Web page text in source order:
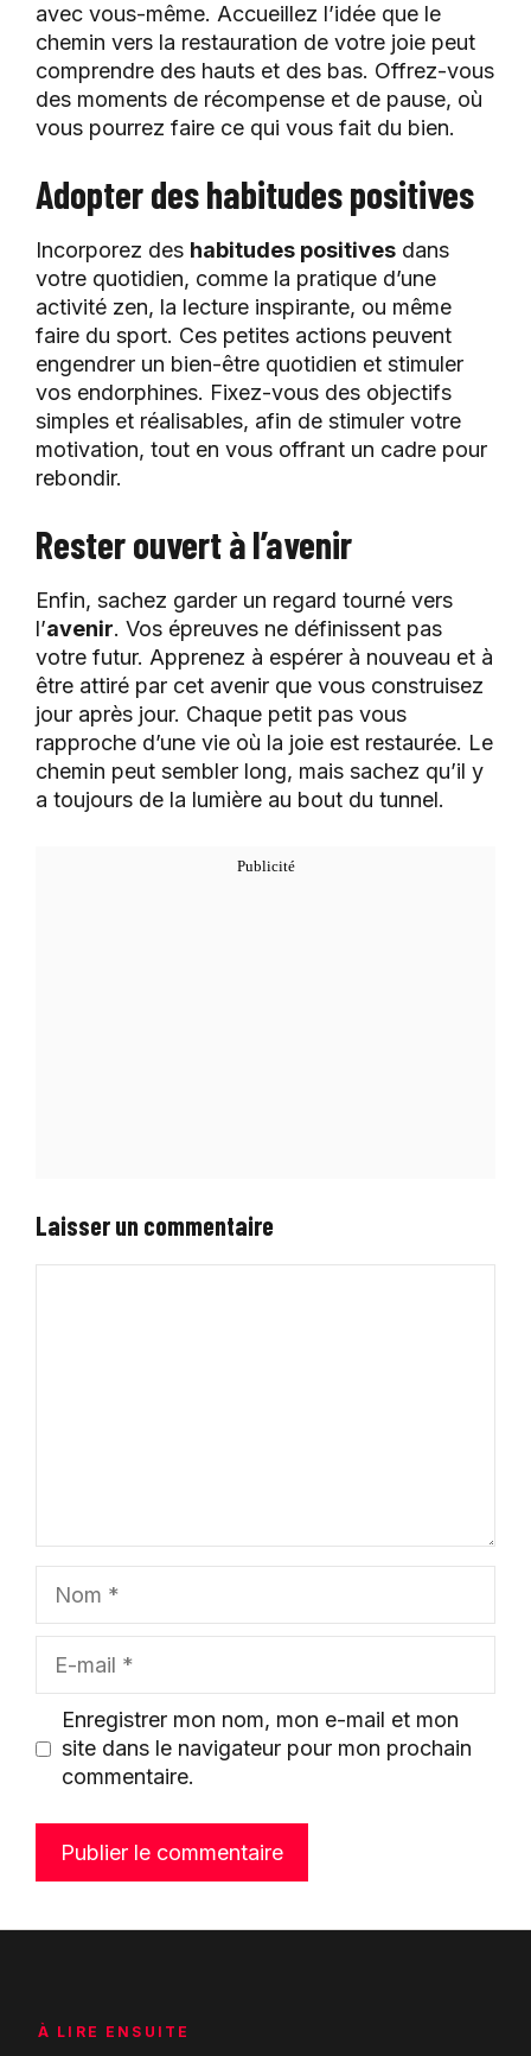
avec vous-même. Accueillez l’idée que le
chemin vers la restauration de votre joie peut
comprendre des hauts et des bas. Offrez-vous
des moments de récompense et de pause, où
vous pourrez faire ce qui vous fait du bien.
Adopter des habitudes positives
Incorporez des habitudes positives dans
votre quotidien, comme la pratique d’une
activité zen, la lecture inspirante, ou même
faire du sport. Ces petites actions peuvent
engendrer un bien-être quotidien et stimuler
vos endorphines. Fixez-vous des objectifs
simples et réalisables, afin de stimuler votre
motivation, tout en vous offrant un cadre pour
rebondir.
Rester ouvert à l’avenir
Enfin, sachez garder un regard tourné vers
l’avenir. Vos épreuves ne définissent pas
votre futur. Apprenez à espérer à nouveau et à
être attiré par cet avenir que vous construisez
jour après jour. Chaque petit pas vous
rapproche d’une vie où la joie est restaurée. Le
chemin peut sembler long, mais sachez qu’il y
a toujours de la lumière au bout du tunnel.
Laisser un commentaire
mail
Enregistrer mon nom, mon e-mail et mon
site dans le navigateur pour mon prochain
commentaire.
À LIRE ENSUITE